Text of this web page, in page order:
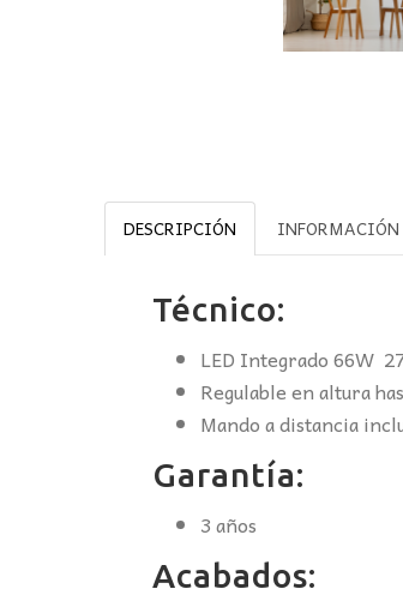
DESCRIPCIÓN
Técnico:
LED Integrado 66W
Regulable en altura
Mando a distancia
Garantía:
3 años
Acabados: